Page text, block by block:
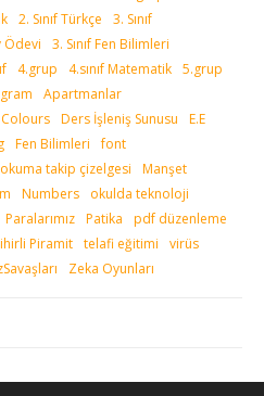
2. Sınıf Türkçe
3. Sınıf
Ödevi
3. Sınıf Fen Bilimleri
4.grup 4.sınıf Matematik 5.grup
Apartmanlar
Colours Ders İşleniş Sunusu
E.E
Fen Bilimleri
font
takip çizelgesi
Manşet
Numbers
okulda teknoloji
Paralarımız Patika
pdf düzenleme
Piramit telafi eğitimi
virüs
Zeka Oyunları